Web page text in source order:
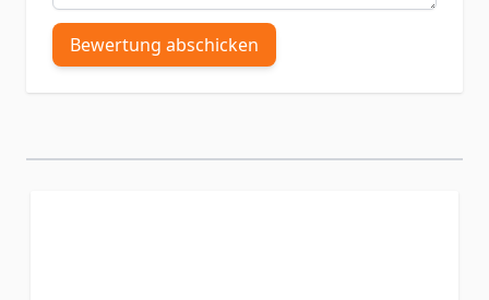
Bewertung abschicken